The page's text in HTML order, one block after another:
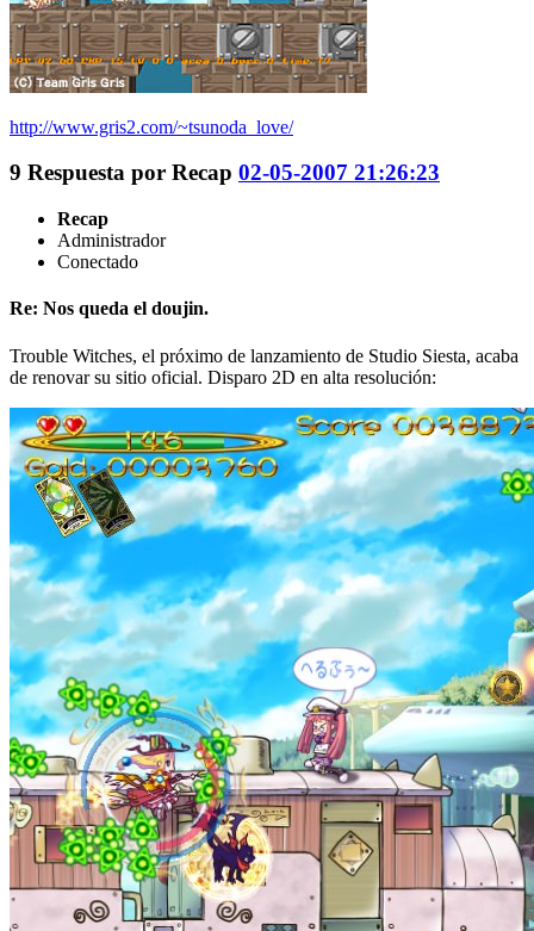
http://www.gris2.com/~tsunoda_love/
9 Respuesta por Recap 02-05-2007 21:26:23
Recap
Administrador
Conectado
Re: Nos queda el doujin.
Trouble Witches, el próximo de lanzamiento de Studio Siesta, acaba
de renovar su sitio oficial. Disparo 2D en alta resolución: